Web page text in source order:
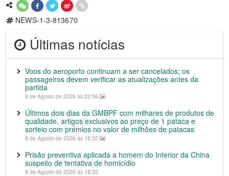
NEWS-1-3-813670
Últimas notícias
Voos do aeroporto continuam a ser cancelados; os
passageiros devem verificar as atualizações antes da
partida
8 de Agosto de 2026 às 22:56
Últimos dois dias da GMBPF com milhares de produtos de
qualidade, artigos exclusivos ao preço de 1 pataca e
sorteio com prémios no valor de milhões de patacas
8 de Agosto de 2026 às 18:32
Prisão preventiva aplicada a homem do Interior da China
suspeito de tentativa de homicídio
8 de Agosto de 2026 às 18:32